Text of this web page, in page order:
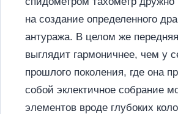
на создание определенного
антуража. В целом же
выглядит гармоничнее, чем у
прошлого поколения, где она
собой эклектичное собрание
элементов вроде глубоких